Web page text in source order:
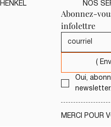
Abonnez-
infolettre
Oui,
newsletter.
MERCI POUR
HENKEL NOS